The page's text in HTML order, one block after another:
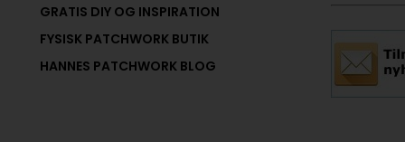
GRATIS DIY OG INSPIRATION
FYSISK PATCHWORK BUTIK
HANNES PATCHWORK BLOG